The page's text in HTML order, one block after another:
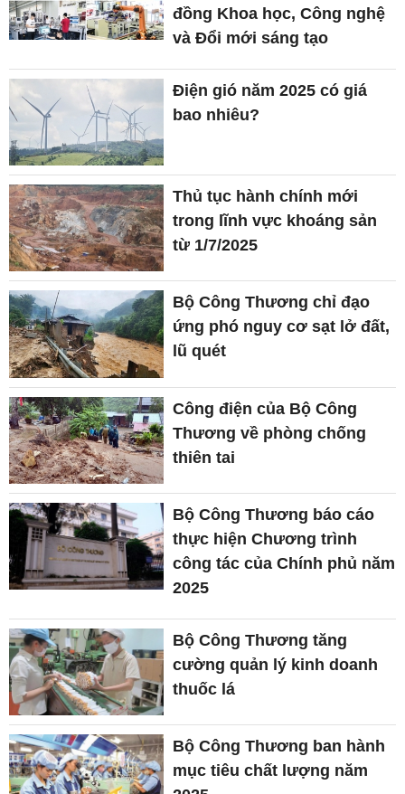
đồng Khoa học, Công nghệ
và Đổi mới sáng tạo
Điện gió năm 2025 có giá
bao nhiêu?
Thủ tục hành chính mới
trong lĩnh vực khoáng sản
từ 1/7/2025
Bộ Công Thương chỉ đạo
ứng phó nguy cơ sạt lở đất,
lũ quét
Công điện của Bộ Công
Thương về phòng chống
thiên tai
Bộ Công Thương báo cáo
thực hiện Chương trình
công tác của Chính phủ năm
2025
Bộ Công Thương tăng
cường quản lý kinh doanh
thuốc lá
Bộ Công Thương ban hành
mục tiêu chất lượng năm